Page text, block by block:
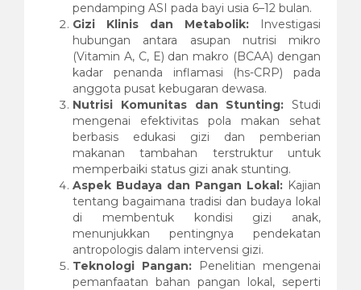
pendamping ASI pada bayi usia 6–12 bulan.
Gizi Klinis dan Metabolik: Investigasi
hubungan antara asupan nutrisi mikro
(Vitamin A, C, E) dan makro (BCAA) dengan
kadar penanda inflamasi (hs-CRP) pada
anggota pusat kebugaran dewasa.
Nutrisi Komunitas dan Stunting: Studi
mengenai efektivitas pola makan sehat
berbasis edukasi gizi dan pemberian
makanan tambahan terstruktur untuk
memperbaiki status gizi anak stunting.
Aspek Budaya dan Pangan Lokal: Kajian
tentang bagaimana tradisi dan budaya lokal
di membentuk kondisi gizi anak,
menunjukkan pentingnya pendekatan
antropologis dalam intervensi gizi.
Teknologi Pangan: Penelitian mengenai
pemanfaatan bahan pangan lokal, seperti